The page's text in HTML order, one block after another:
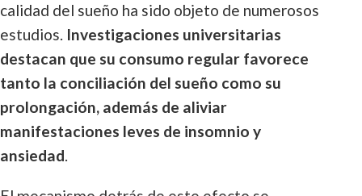
calidad del sueño ha sido objeto de numerosos
estudios. Investigaciones universitarias
destacan que su consumo regular favorece
tanto la conciliación del sueño como su
prolongación, además de aliviar
manifestaciones leves de insomnio y
ansiedad.